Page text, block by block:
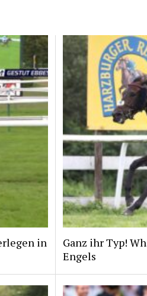
in
Ganz ihr Typ!
Engels